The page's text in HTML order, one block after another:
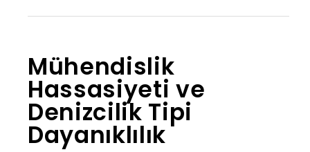
Mühendislik
Hassasiyeti ve
Denizcilik Tipi
Dayanıklılık